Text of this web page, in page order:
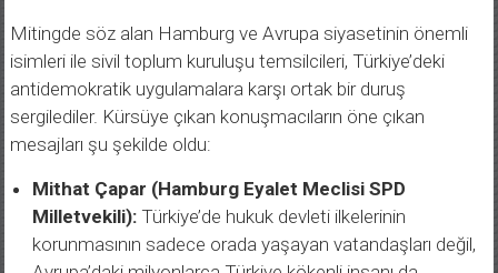
Mitingde söz alan Hamburg ve Avrupa siyasetinin önemli
isimleri ile sivil toplum kuruluşu temsilcileri, Türkiye’deki
antidemokratik uygulamalara karşı ortak bir duruş
sergilediler. Kürsüye çıkan konuşmacıların öne çıkan
mesajları şu şekilde oldu:
Mithat Çapar (Hamburg Eyalet Meclisi SPD
Milletvekili): Türkiye’de hukuk devleti ilkelerinin
korunmasının sadece orada yaşayan vatandaşları değil,
Avrupa’daki milyonlarca Türkiye kökenli insanı da